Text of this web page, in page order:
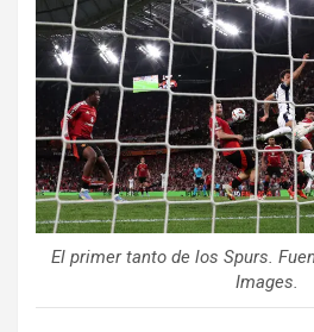
El primer tanto de los Spurs.
Images.